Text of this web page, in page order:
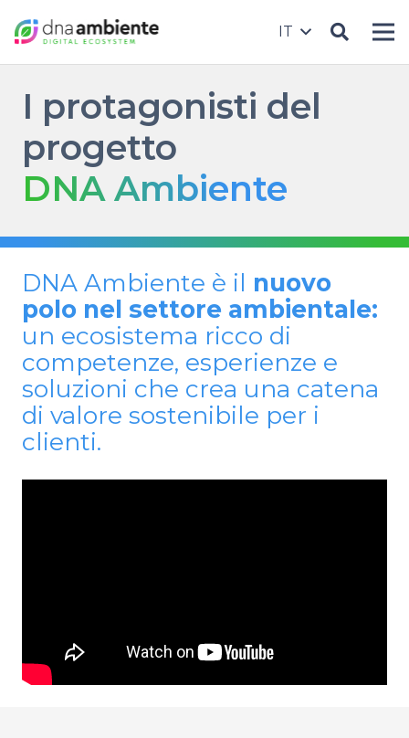
IT
I protagonisti del
progetto
DNA Ambiente
DNA Ambiente è il nuovo
polo nel settore ambientale:
un ecosistema ricco di
competenze, esperienze e
soluzioni che crea una catena
di valore sostenibile per i
clienti.